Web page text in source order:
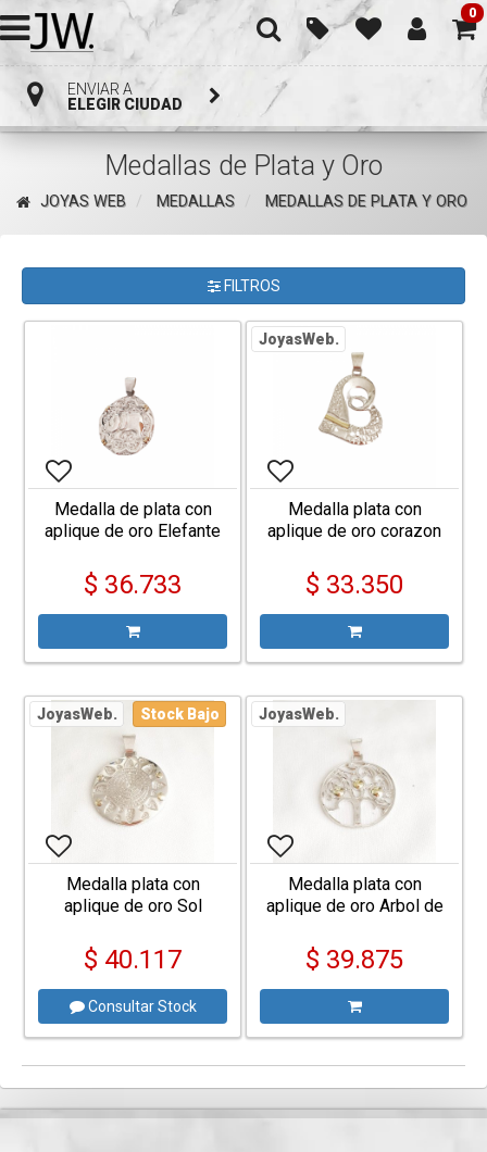
0
ENVIAR A
ELEGIR CIUDAD
Medallas de Plata y Oro
JOYAS WEB MEDALLAS MEDALLAS DE PLATA Y ORO
FILTROS
Medalla de plata con
aplique de oro Elefante
$ 36.733
JoyasWeb.
Medalla plata con
aplique de oro corazon
$ 33.350
JoyasWeb. Stock Bajo
Medalla plata con
aplique de oro Sol
$ 40.117
Consultar Stock
JoyasWeb.
Medalla plata con
aplique de oro Arbol de
$ 39.875